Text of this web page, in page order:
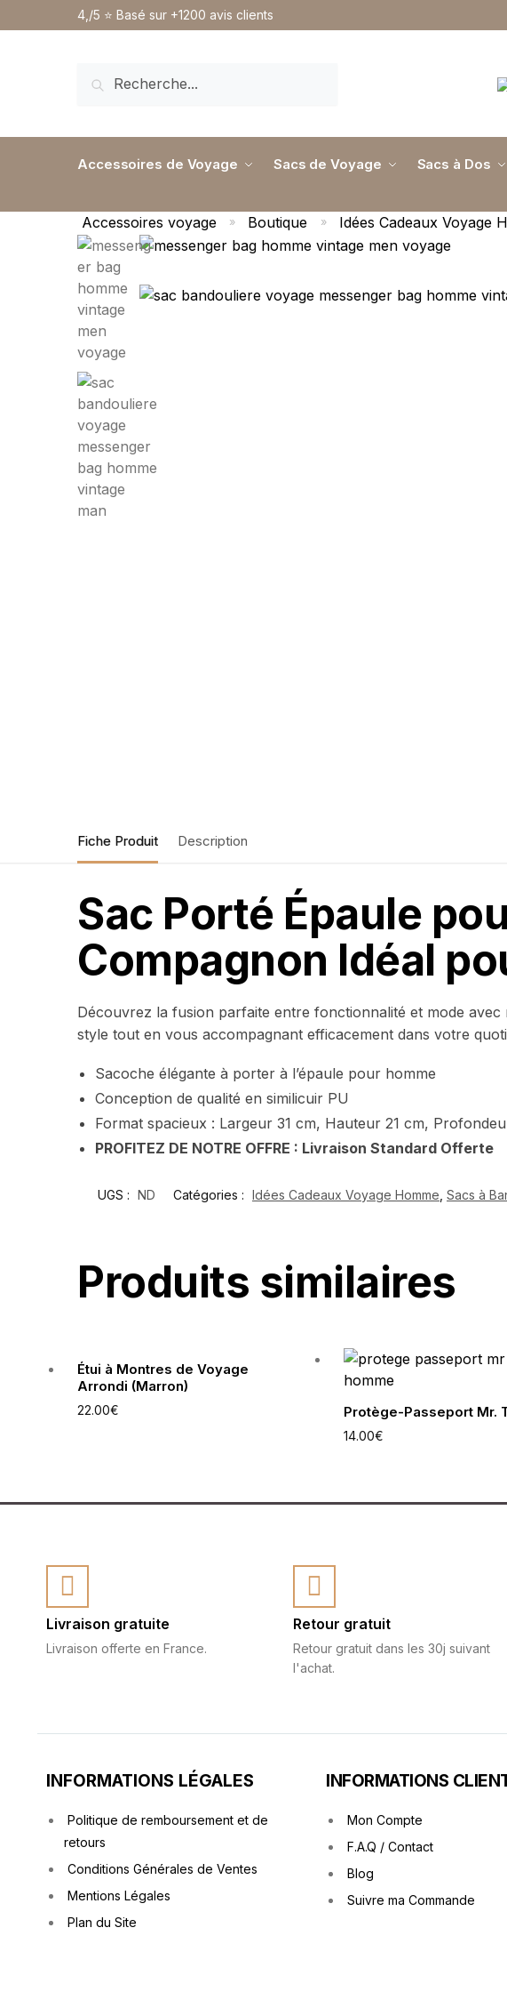
4,/5 ⭐️ Basé sur +1200 avis clients
RECHERCHE
Accessoires de Voyage Sacs de Voyage Sacs à Dos
Accessoires voyage » Boutique » Idées Cadeaux Voyage
Fiche Produit Description
Sac Porté Épaule
Compagnon Idéal
Découvrez la fusion parfaite entre fonctionnalité et mode
style tout en vous accompagnant efficacement dans votre
Sacoche élégante à porter à l’épaule pour homme
Conception de qualité en similicuir PU
Format spacieux : Largeur 31 cm, Hauteur 21 cm,
PROFITEZ DE NOTRE OFFRE : Livraison Standard Offerte
UGS : ND Catégories : Idées Cadeaux Voyage Homme Sacs à
Produits similaires
Étui à Montres de Voyage
Arrondi (Marron)
22.00€ Protège-Passeport Mr.
14.00€
Livraison gratuite
Livraison offerte en France.
Retour gratuit
Retour gratuit dans les 30j suivant
l'achat.
INFORMATIONS LÉGALES
Politique de remboursement et de
retours
Conditions Générales de Ventes
Mentions Légales
Plan du Site
INFORMATIONS
Mon Compte
F.A.Q / Contact
Blog
Suivre ma Commande